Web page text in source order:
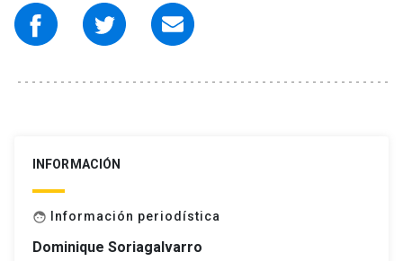
INFORMACIÓN
face Información periodística
Dominique Soriagalvarro